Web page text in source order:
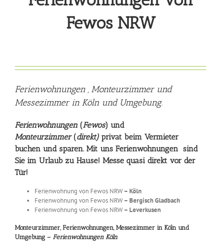
Fewos NRW
Ferienwohnungen , Monteurzimmerund
Messezimmer in Köln und Umgebung.
Ferienwohnungen (Fewos) und
Monteurzimmer(direkt)privat beim Vermieter
buchen und sparen. Mit uns Ferienwohnungen sind
Sie im Urlaub zu Hause! Messe quasi direkt vor der
Tür!
Ferienwohnung von Fewos NRW– Köln
Ferienwohnung von Fewos NRW– Bergisch Gladbach
Ferienwohnung von Fewos NRW– Leverkusen
Monteurzimmer, Ferienwohnungen, Messezimmer in Köln und
Umgebung – Ferienwohnungen Köln